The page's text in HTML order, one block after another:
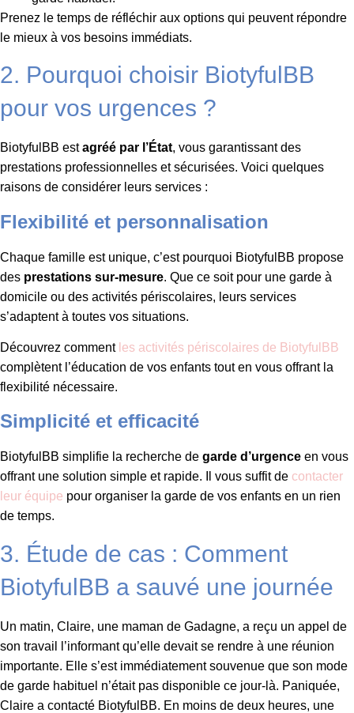
Prenez le temps de réfléchir aux options qui peuvent répondre
le mieux à vos besoins immédiats.
2. Pourquoi choisir BiotyfulBB
pour vos urgences ?
BiotyfulBB estagréé par l’État, vous garantissant des
prestations professionnelles et sécurisées. Voici quelques
raisons de considérer leurs services :
Flexibilité et personnalisation
Chaque famille est unique, c’est pourquoi BiotyfulBB propose
des prestations sur-mesure. Que ce soit pour une garde à
domicile ou des activités périscolaires, leurs services
s’adaptent à toutes vos situations.
Découvrez comment les activités périscolaires de BiotyfulBB
complètent l’éducation de vos enfants tout en vous offrant la
flexibilité nécessaire.
Simplicité et efficacité
BiotyfulBB simplifie la recherche de garde d’urgence en vous
offrant une solution simple et rapide. Il vous suffit de contacter
leur équipe pour organiser la garde de vos enfants en un rien
de temps.
3. Étude de cas : Comment
BiotyfulBB a sauvé une journée
Un matin, Claire, une maman de Gadagne, a reçu un appel de
son travail l’informant qu’elle devait se rendre à une réunion
importante. Elle s’est immédiatement souvenue que son mode
de garde habituel n’était pas disponible ce jour-là. Paniquée,
Claire a contacté BiotyfulBB. En moins de deux heures, une